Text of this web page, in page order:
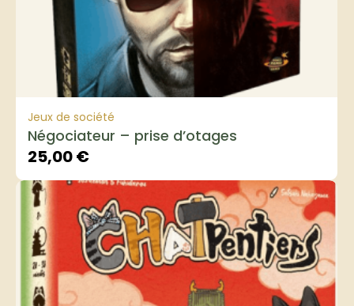
Jeux de société
Négociateur – prise d’otages
25,00€